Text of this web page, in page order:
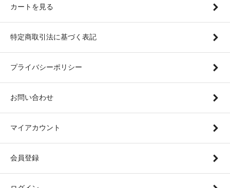
カートを見る
特定商取引法に基づく表記
プライバシーポリシー
お問い合わせ
マイアカウント
会員登録